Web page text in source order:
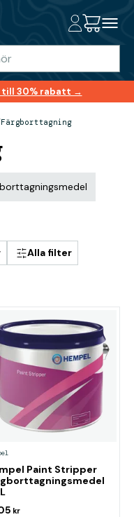
till 30% rabatt →
Färgborttagning
Alla filter
Paint Stripper
kr